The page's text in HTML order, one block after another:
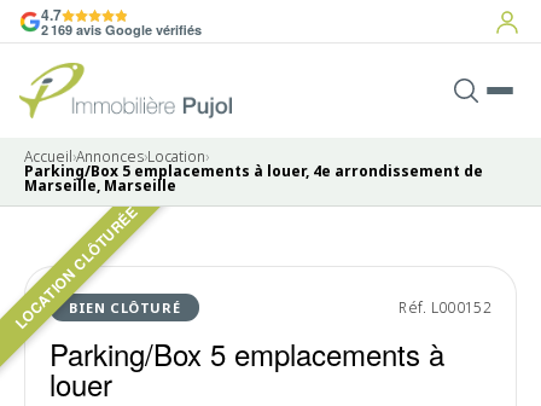
4.7
2 169 avis Google vérifiés
Accueil›Annonces›Location›
Parking/Box 5 emplacements à louer, 4e arrondissement de
Marseille, Marseille
LOCATION CLÔTURÉE
BIEN CLÔTURÉ Réf. L000152
Parking/Box 5 emplacements à
louer
Pas de photo disponible
LOUÉ